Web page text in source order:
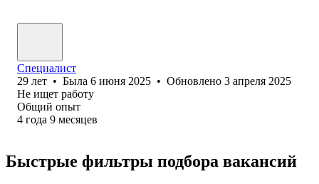
Специалист
29 лет • Была 6 июня 2025 • Обновлено 3 апреля 2025
Не ищет работу
Общий опыт
4 года 9 месяцев
Быстрые фильтры подбора вакансий